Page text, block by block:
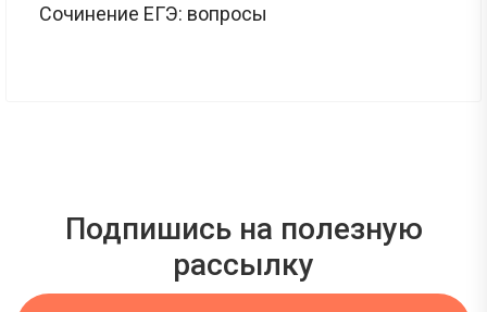
Сочинение ЕГЭ: вопросы
Подпишись на полезную
рассылку